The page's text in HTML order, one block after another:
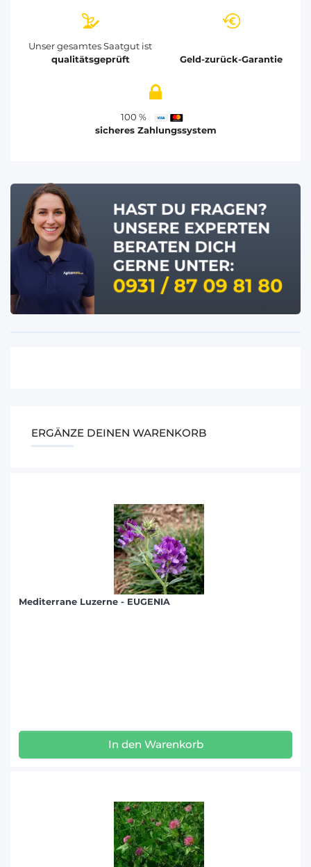
Unser gesamtes Saatgut ist
qualitätsgeprüft
Geld-zurück-Garantie
100 %
sicheres Zahlungssystem
ERGÄNZE DEINEN WARENKORB
Mediterrane Luzerne - EUGENIA
In den Warenkorb